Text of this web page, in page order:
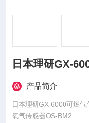
日本理研GX-
产品简介
日本理研GX-6000可燃气
氧气传感器OS-BM2